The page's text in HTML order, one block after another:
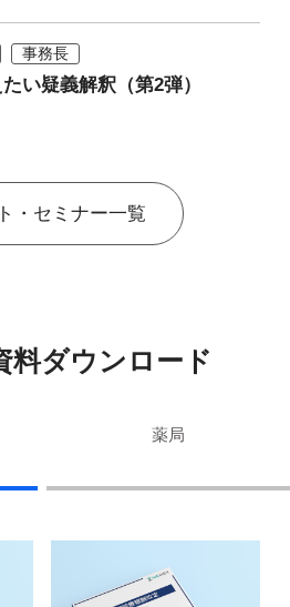
事務長
い疑義解釈（第2弾）
・セミナー一覧
料ダウンロード
薬局